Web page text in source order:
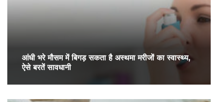
आंधी भरे मौसम में बिगड़ सकता है अस्थमा मरीजों का स्वास्थ्य,
ऐसे बरतें सावधानी